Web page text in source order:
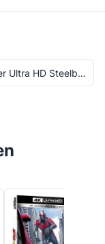
Mondo Steelbooks: Übersicht aller Ultra HD Steelbooks für Marvel Fans